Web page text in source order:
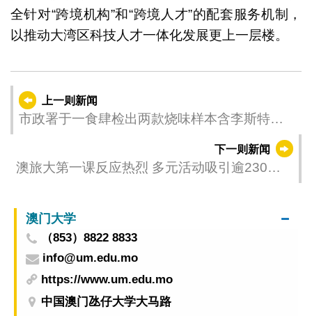
全针对“跨境机构”和“跨境人才”的配套服务机制，
以推动大湾区科技人才一体化发展更上一层楼。
上一则新闻
市政署于一食肆检出两款烧味样本含李斯特氏
下一则新闻
澳旅大第一课反应热烈 多元活动吸引逾230人
澳门大学
（853）8822 8833
info@um.edu.mo
https://www.um.edu.mo
中国澳门氹仔大学大马路